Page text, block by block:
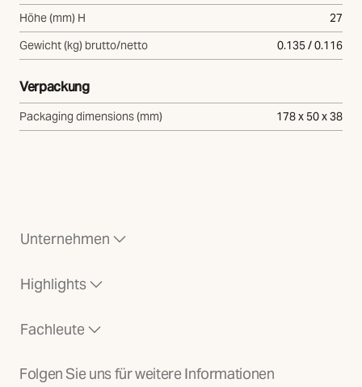
Höhe (mm) H
27
Gewicht (kg) brutto/netto
0.135 / 0.116
Verpackung
Packaging dimensions (mm) 178 x 50 x 38
Unternehmen
Highlights
Fachleute
Folgen Sie uns für weitere Informationen